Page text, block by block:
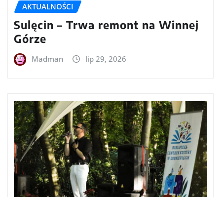
AKTUALNOŚCI
Sulęcin – Trwa remont na Winnej
Górze
Madman lip 29, 2026